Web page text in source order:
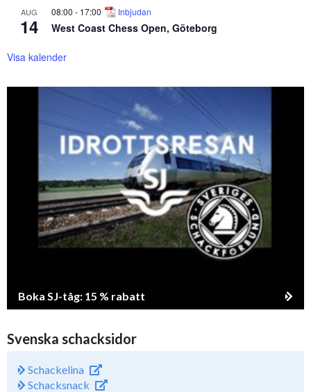
AUG
14
08:00 - 17:00 Inbjudan
West Coast Chess Open, Göteborg
Visa kalender
Boka SJ-tåg: 15 % rabatt
Svenska schacksidor
Schackelina
Schacksnack